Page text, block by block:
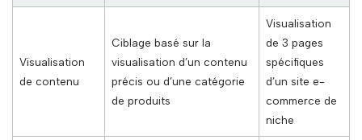
Visualisation
de contenu
Ciblage basé sur la
visualisation d’un contenu
précis ou d’une catégorie
de produits
Visualisation
de 3 pages
spécifiques
d’un site e-
commerce de
niche